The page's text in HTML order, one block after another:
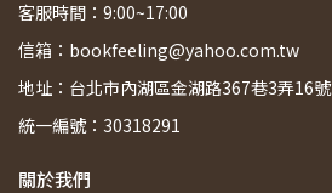
客服時間：9:00~17:00
信箱：bookfeeling@yahoo.com.tw
地址：台北市內湖區金湖路367巷3弄16號
統一編號：30318291
關於我們